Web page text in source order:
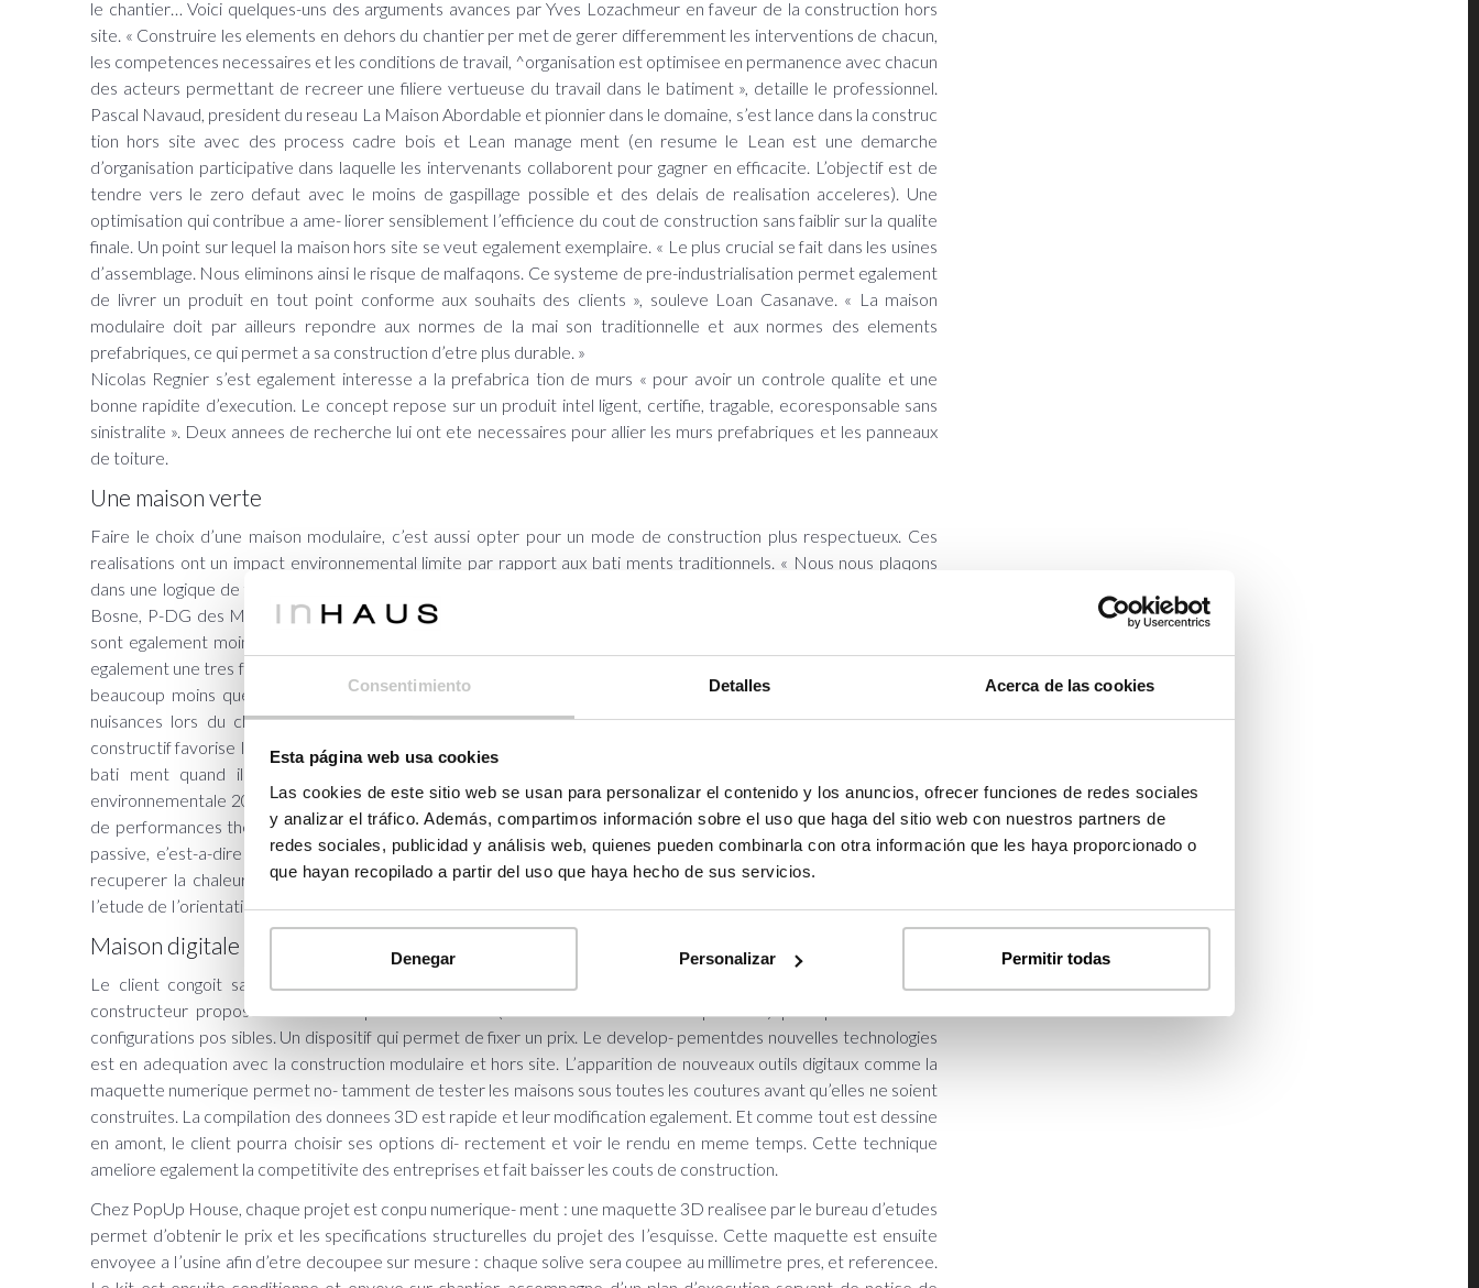
Consentimiento Detalles Acerca de las cookies
Esta página web usa cookies
Las cookies de este sitio web se usan para personalizar el contenido y los anuncios, ofrecer funciones de redes sociales
y analizar el tráfico. Además, compartimos información sobre el uso que haga del sitio web con nuestros partners de
redes sociales, publicidad y análisis web, quienes pueden combinarla con otra información que les haya proporcionado o
que hayan recopilado a partir del uso que haya hecho de sus servicios.
Denegar Personalizar Permitir todas
le chantier… Voici quelques-uns des arguments avances par Yves Lozachmeur en faveur de la construction hors
site. « Construire les elements en dehors du chantier per met de gerer differemment les interventions de chacun,
les competences necessaires et les conditions de travail, ^organisation est optimisee en permanence avec chacun
des acteurs permettant de recreer une filiere vertueuse du travail dans le batiment », detaille le professionnel.
Pascal Navaud, president du reseau La Maison Abordable et pionnier dans le domaine, s’est lance dans la construc
tion hors site avec des process cadre bois et Lean manage ment (en resume le Lean est une demarche
d’organisation participative dans laquelle les intervenants collaborent pour gagner en efficacite. L’objectif est de
tendre vers le zero defaut avec le moins de gaspillage possible et des delais de realisation acceleres). Une
optimisation qui contribue a ame- liorer sensiblement I’efficience du cout de construction sans faiblir sur la qualite
finale. Un point sur lequel la maison hors site se veut egalement exemplaire. « Le plus crucial se fait dans les usines
d’assemblage. Nous eliminons ainsi le risque de malfaqons. Ce systeme de pre-industrialisation permet egalement
de livrer un produit en tout point conforme aux souhaits des clients », souleve Loan Casanave. « La maison
modulaire doit par ailleurs repondre aux normes de la mai son traditionnelle et aux normes des elements
prefabriques, ce qui permet a sa construction d’etre plus durable. »
Nicolas Regnier s’est egalement interesse a la prefabrica tion de murs « pour avoir un controle qualite et une
bonne rapidite d’execution. Le concept repose sur un produit intel ligent, certifie, tragable, ecoresponsable sans
sinistralite ». Deux annees de recherche lui ont ete necessaires pour allier les murs prefabriques et les panneaux
de toiture.
Une maison verte
Faire le choix d’une maison modulaire, c’est aussi opter pour un mode de construction plus respectueux. Ces
realisations ont un impact environnemental limite par rapport aux bati ments traditionnels. « Nous nous plaqons
dans une logique de filiere seche, la consommation d’eau est done largement reduite sur nos chantiers », affirme
Bosne, P-DG des Maisons Logelis. Et comme I’essentiel des elements sont prefabri ques en usine, les dechets
sont egalement moins nombreux, « moins de 10 kg sur chacune de nos maisons », precise- t-il. « El/es generent
egalement une tres faible empreinte carbone, un seul transport suffit pour acheminer tous les panneaux, ce qui est
beaucoup moins que pour les maisons en magonnerie classique », conclut-il. Comme tout se fait tres vite, les
nuisances lors du chantier (bruit, degagements de poussiere) sont plutot minimes. Par ailleurs, ce procede
constructif favorise I’utilisation de materiaux recyclables, ce qui simplifie les problematiques de deconstruction du
bati ment quand il est en fin de vie. Un critere important dans la cadre de la future regiementation
environnementale 2020. Et evidemment, les maisons hors site atteignent sans pro- bleme les normes en termes
de performances thermiques (RT 2012). La plupart vont meme plus loin et arborent les standards de la maison
passive, e’est-a-dire une demeure capable de se passer de chauffage I Les maisons Hope’n Home peuvent
recuperer la chaleur produite depuis I’exte- rieur et I’interieur via les apports solaires. Le secret reside dans
I’etude de I’orientation et de I’implantation du terrain.
Maison digitale
Le client congoit sa maison grace a un configurateur qui permet de choisir I’architecture et les plans. Le
constructeur propose 50 maisons personnalisables (traditionnelles ou contemporaines) pour plus de 1 000
configurations pos sibles. Un dispositif qui permet de fixer un prix. Le develop- pementdes nouvelles technologies
est en adequation avec la construction modulaire et hors site. L’apparition de nouveaux outils digitaux comme la
maquette numerique permet no- tamment de tester les maisons sous toutes les coutures avant qu’elles ne soient
construites. La compilation des donnees 3D est rapide et leur modification egalement. Et comme tout est dessine
en amont, le client pourra choisir ses options di- rectement et voir le rendu en meme temps. Cette technique
ameliore egalement la competitivite des entreprises et fait baisser les couts de construction.
Chez PopUp House, chaque projet est conpu numerique- ment : une maquette 3D realisee par le bureau d’etudes
permet d’obtenir le prix et les specifications structurelles du projet des I’esquisse. Cette maquette est ensuite
envoyee a I’usine afin d’etre decoupee sur mesure : chaque solive sera coupee au millimetre pres, et referencee.